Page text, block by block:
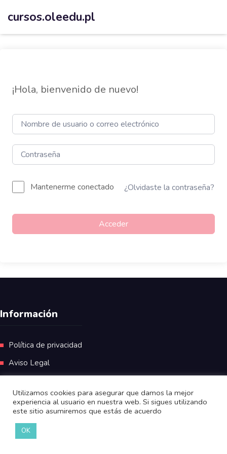
cursos.oleedu.pl
¡Hola, bienvenido de nuevo!
Mantenerme conectado ¿Olvidaste la contraseña?
Acceder
Información
Política de privacidad
Aviso Legal
Utilizamos cookies para asegurar que damos la mejor
experiencia al usuario en nuestra web. Si sigues utilizando
este sitio asumiremos que estás de acuerdo
OK